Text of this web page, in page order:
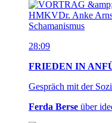
28:09
FRIEDEN IN
Gespräch mit der
Ferda Berse über